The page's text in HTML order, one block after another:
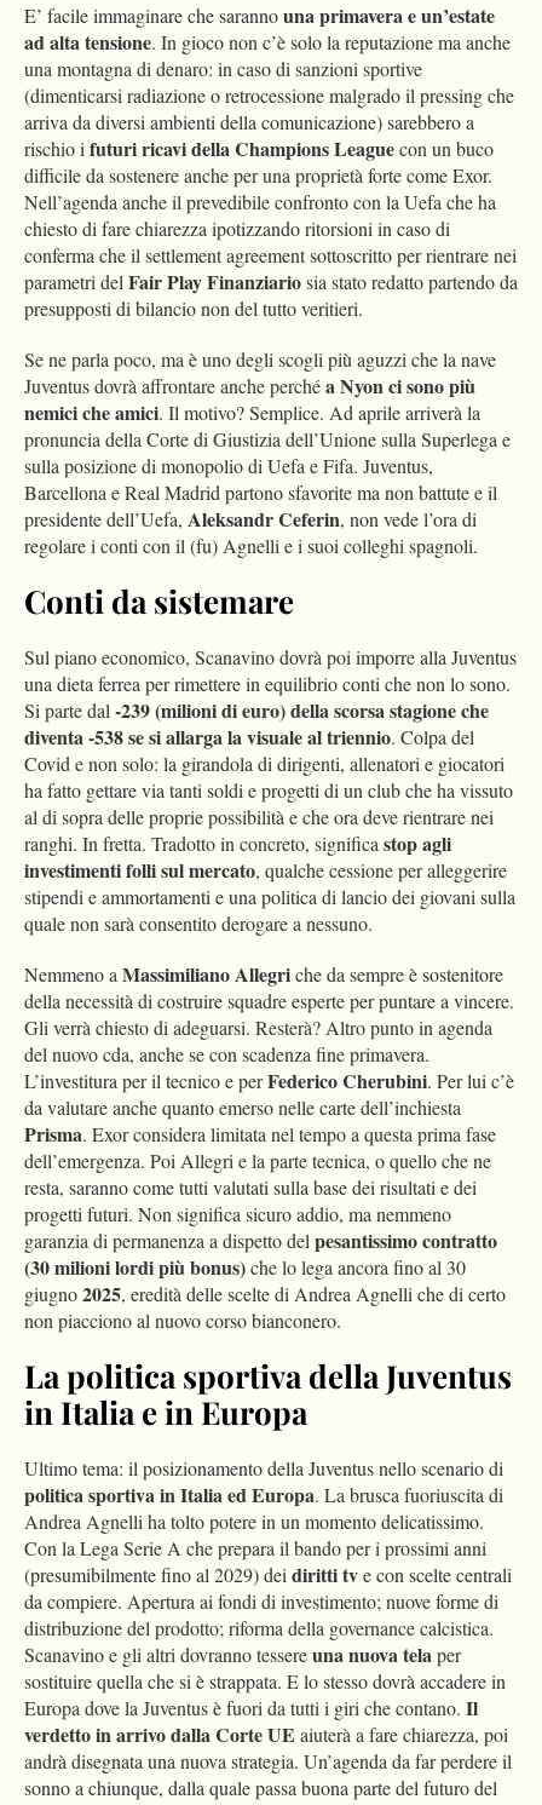
E’ facile immaginare che sarannouna primavera e un’estate
ad alta tensione. In gioco non c’è solo la reputazione ma anche
una montagna di denaro: in caso di sanzioni sportive
(dimenticarsi radiazione o retrocessione malgrado il pressing che
arriva da diversi ambienti della comunicazione) sarebbero a
rischio ifuturi ricavi della Champions Leaguecon un buco
difficile da sostenere anche per una proprietà forte come Exor.
Nell’agenda anche il prevedibile confronto con la Uefa che ha
chiesto di fare chiarezza ipotizzando ritorsioni in caso di
conferma che il settlement agreement sottoscritto per rientrare nei
parametri delFair Play Finanziariosia stato redatto partendo da
presupposti di bilancio non del tutto veritieri.
Se ne parla poco, ma è uno degli scogli più aguzzi che la nave
Juventus dovrà affrontare anche perchéa Nyon ci sono più
nemici che amici. Il motivo? Semplice. Ad aprile arriverà la
pronuncia della Corte di Giustizia dell’Unione sulla Superlega e
sulla posizione di monopolio di Uefa e Fifa. Juventus,
Barcellona e Real Madrid partono sfavorite ma non battute e il
presidente dell’Uefa, Aleksandr Ceferin, non vede l’ora di
regolare i conti con il (fu) Agnelli e i suoi colleghi spagnoli.
Conti da sistemare
Sul piano economico, Scanavino dovrà poi imporre alla Juventus
una dieta ferrea per rimettere in equilibrio conti che non lo sono.
Si parte dal-239 (milioni di euro)della scorsa stagione che
diventa -538 se si allarga la visuale al triennio. Colpa del
Covid e non solo: la girandola di dirigenti, allenatori e giocatori
ha fatto gettare via tanti soldi e progetti di un club che ha vissuto
al di sopra delle proprie possibilità e che ora deve rientrare nei
ranghi. In fretta. Tradotto in concreto, significastop agli
investimenti folli sul mercato, qualche cessione per alleggerire
stipendi e ammortamenti e una politica di lancio dei giovani sulla
quale non sarà consentito derogare a nessuno.
Nemmeno aMassimiliano Allegriche da sempre è sostenitore
della necessità di costruire squadre esperte per puntare a vincere.
Gli verrà chiesto di adeguarsi. Resterà? Altro punto in agenda
del nuovo cda, anche se con scadenza fine primavera.
L’investitura per il tecnico e perFederico Cherubini. Per lui c’è
da valutare anche quanto emerso nelle carte dell’inchiesta
Prisma. Exor considera limitata nel tempo a questa prima fase
dell’emergenza. Poi Allegri e la parte tecnica, o quello che ne
resta, saranno come tutti valutati sulla base dei risultati e dei
progetti futuri. Non significa sicuro addio, ma nemmeno
garanzia di permanenza a dispetto delpesantissimo contratto
(30 milioni lordi più bonus)che lo lega ancora fino al 30
giugno2025, eredità delle scelte di Andrea Agnelli che di certo
non piacciono al nuovo corso bianconero.
La politica sportiva della Juventus
in Italia e in Europa
Ultimo tema: il posizionamento della Juventus nello scenario di
politica sportiva in Italia ed Europa. La brusca fuoriuscita di
Andrea Agnelli ha tolto potere in un momento delicatissimo.
Con la Lega Serie A che prepara il bando per i prossimi anni
(presumibilmente fino al 2029) deidiritti tve con scelte centrali
da compiere. Apertura ai fondi di investimento; nuove forme di
distribuzione del prodotto; riforma della governance calcistica.
Scanavino e gli altri dovranno tessereuna nuova telaper
sostituire quella che si è strappata. E lo stesso dovrà accadere in
Europa dove la Juventus è fuori da tutti i giri che contano. Il
verdetto in arrivo dalla Corte UE aiuterà a fare chiarezza, poi
andrà disegnata una nuova strategia. Un’agenda da far perdere il
sonno a chiunque, dalla quale passa buona parte del futuro del